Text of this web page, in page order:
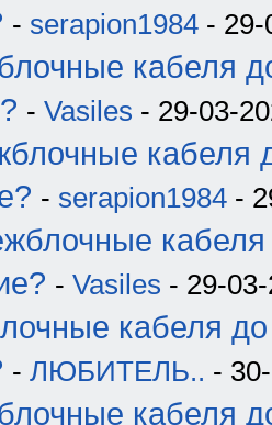
- serapion1984 - 29-
кабеля
- Vasiles - 29-03-
кабеля
- serapion1984 -
кабеля
- Vasiles - 29-
кабеля до
- ЛЮБИТЕЛЬ.. -
кабеля